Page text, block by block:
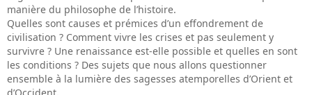
manière du philosophe de l’histoire.
Quelles sont causes et prémices d’un effondrement de
civilisation ? Comment vivre les crises et pas seulement y
survivre ? Une renaissance est-elle possible et quelles en sont
les conditions ? Des sujets que nous allons questionner
ensemble à la lumière des sagesses atemporelles d’Orient et
d’Occident.